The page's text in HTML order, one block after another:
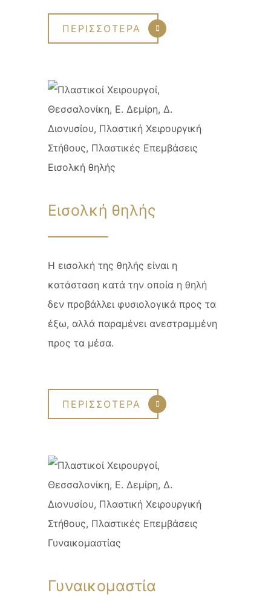
ΠΕΡΙΣΣΟΤΕΡΑ
Εισολκή θηλής
Η εισολκή της θηλής είναι η
κατάσταση κατά την οποία η θηλή
δεν προβάλλει φυσιολογικά προς τα
έξω, αλλά παραμένει ανεστραμμένη
προς τα μέσα.
ΠΕΡΙΣΣΟΤΕΡΑ
Γυναικομαστία